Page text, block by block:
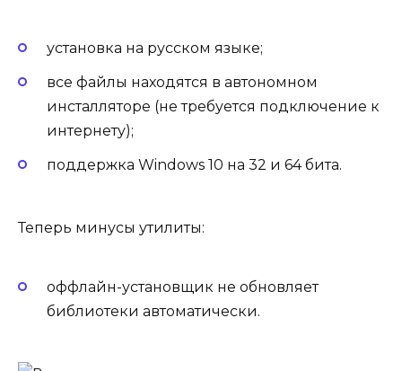
установка на русском языке;
все файлы находятся в автономном
инсталляторе (не требуется подключение к
интернету);
поддержка Windows 10 на 32 и 64 бита.
Теперь минусы утилиты:
оффлайн-установщик не обновляет
библиотеки автоматически.